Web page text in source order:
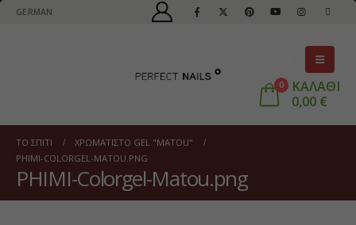
GERMAN
0
ΚΑΛΑΘΙ
0,00 €
ΤΟ ΣΠΊΤΙ
ΧΡΩΜΑΤΙΣΤΌ GEL "MATOU"
PHIMI-COLORGEL-MATOU.PNG
PHIMI-Colorgel-Matou.png